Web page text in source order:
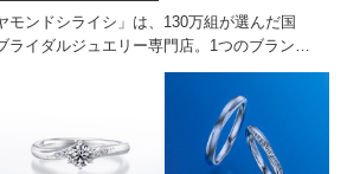
モンドシライシ」は、130万組が選んだ国
ライダルジュエリー専門店。1つのブランド
級の700種類以上の豊富なデザインを取り
の「似合う」と「好き」を同時に叶えた満
きる指輪をご提案しています。多くのお客
ただけている、一生身に着けるための指輪
や購入後のアフターサービスをぜひ一度店